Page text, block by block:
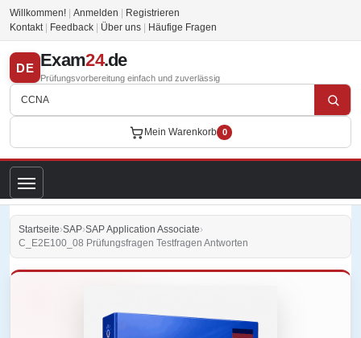
Willkommen! Anmelden
Registrieren
Kontakt
Feedback Über uns Häufige Fragen
DE Exam24.de
Prüfungsvorbereitung einfach und zuverlässig
Mein Warenkorb 0
Startseite›SAP›SAP Application Associate›
C_E2E100_08 Prüfungsfragen Testfragen Antworten